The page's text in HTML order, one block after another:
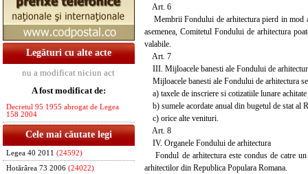
Legături cu alte acte
nu a modificat niciun act
A fost modificat de:
Decretul 95 1955 abrogat de Legea
158 2004
Cele mai căutate legi
Legea 40 2011 (24592)
Hotărârea 73 2006 (24022)
Art. 6
Membrii Fondului de arhitectura pierd in mod
asemenea, Comitetul Fondului de arhitectura
valabile.
Art. 7
III. Mijloacele banesti ale Fondului de
Mijloacele banesti ale Fondului de arhitectura
a) taxele de inscriere si cotizatiile lunare
b) sumele acordate anual din bugetul de stat al
c) orice alte venituri.
Art. 8
IV. Organele Fondului de arhitectura
Fondul de arhitectura este condus de catre
arhitectilor din Republica Populara Romana.